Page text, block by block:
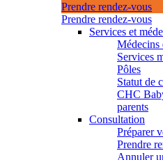
Prendre rendez-vous
Prendre rendez-vous
Services et
Médecins
Services
Pôles
Statut de
CHC
parents
Consultation
Préparer
Prendre
Annuler